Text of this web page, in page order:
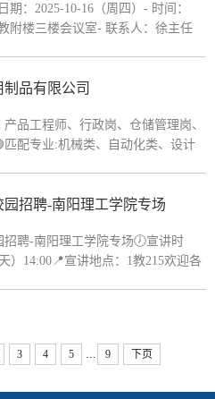
s/3MruWH1d8Yg7u2S20W2QiQ
家分享面试经验~提前围观“灵魂拷
期：2025-10-16（周四）- 时间：
附楼三楼会议室- 联系人：徐主任
）- 布局：深圳、秦皇岛、淮安三大
，员工1.75万+人 3、招聘核心 - 岗
、制程、设备等工程师）、职能类
品有限公司
品工程师、行政岗、仓储管理岗、
匹配专业:机械类、自动化类、设计
地点:数媒学院（8号教学楼）2楼
园招聘-南阳理工学院专场
招聘-南阳理工学院专场🕖宣讲时
）14:00📍宣讲地点：1教215欢迎各
3 4 5 9 下页